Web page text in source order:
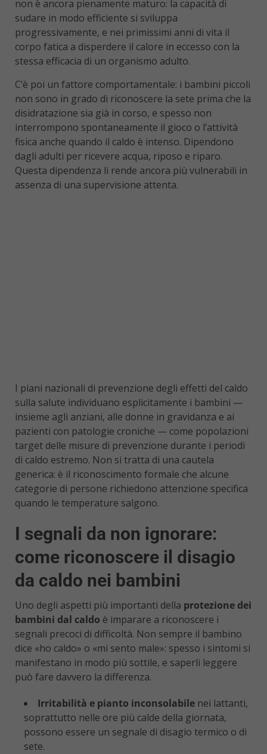
non è ancora pienamente maturo: la capacità di
sudare in modo efficiente si sviluppa
progressivamente, e nei primissimi anni di vita il
corpo fatica a disperdere il calore in eccesso con la
stessa efficacia di un organismo adulto.
C’è poi un fattore comportamentale: i bambini piccoli
non sono in grado di riconoscere la sete prima che la
disidratazione sia già in corso, e spesso non
interrompono spontaneamente il gioco o l’attività
fisica anche quando il caldo è intenso. Dipendono
dagli adulti per ricevere acqua, riposo e riparo.
Questa dipendenza li rende ancora più vulnerabili in
assenza di una supervisione attenta.
I piani nazionali di prevenzione degli effetti del caldo
sulla salute individuano esplicitamente i bambini —
insieme agli anziani, alle donne in gravidanza e ai
pazienti con patologie croniche — come popolazioni
target delle misure di prevenzione durante i periodi
di caldo estremo. Non si tratta di una cautela
generica: è il riconoscimento formale che alcune
categorie di persone richiedono attenzione specifica
quando le temperature salgono.
I segnali da non ignorare:
come riconoscere il disagio
da caldo nei bambini
Uno degli aspetti più importanti della protezione dei
bambini dal caldo è imparare a riconoscere i
segnali precoci di difficoltà. Non sempre il bambino
dice «ho caldo» o «mi sento male»: spesso i sintomi si
manifestano in modo più sottile, e saperli leggere
può fare davvero la differenza.
Irritabilità e pianto inconsolabile nei lattanti,
soprattutto nelle ore più calde della giornata,
possono essere un segnale di disagio termico o di
sete.